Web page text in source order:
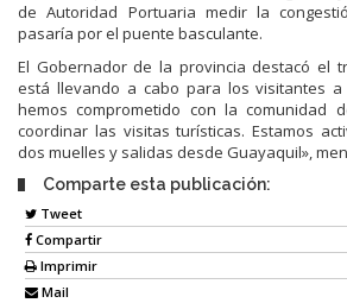
de Autoridad Portuaria medir la
pasaría por el puente basculante.
El Gobernador de la provincia destacó el
está llevando a cabo para los visitantes
hemos comprometido con la comunidad
coordinar las visitas turísticas. Estamos
dos muelles y salidas desde Guayaquil»,
Comparte esta publicación:
Tweet
Compartir
Imprimir
Mail